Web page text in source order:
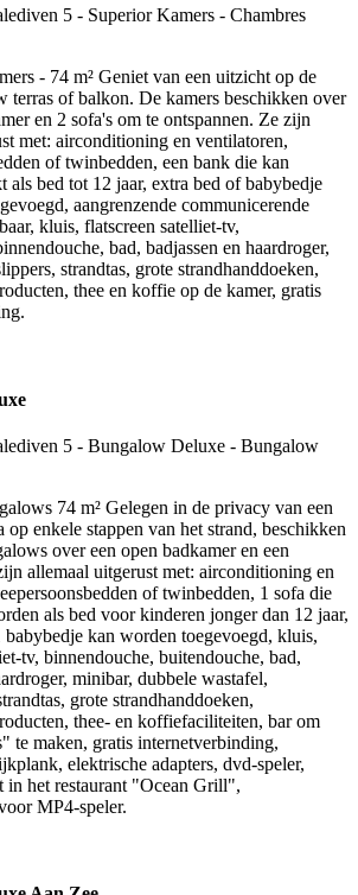
- 74 m² Geniet van een uitzicht op de
terras of balkon. De kamers beschikken over
en 2 sofa's om te ontspannen. Ze zijn
met: airconditioning en ventilatoren,
of twinbedden, een bank die kan
als bed tot 12 jaar, extra bed of babybedje
aangrenzende communicerende
kluis, flatscreen satelliet-tv,
bad, badjassen en haardroger,
strandtas, grote strandhanddoeken,
thee en koffie op de kamer, gratis
74 m² Gelegen in de privacy van een
op enkele stappen van het strand, beschikken
over een open badkamer en een
allemaal uitgerust met: airconditioning en
of twinbedden, 1 sofa die
als bed voor kinderen jonger dan 12 jaar,
babybedje kan worden toegevoegd, kluis,
tv, binnendouche, buitendouche, bad,
minibar, dubbele wastafel,
grote strandhanddoeken,
thee- en koffiefaciliteiten, bar om
te maken, gratis internetverbinding,
elektrische adapters, dvd-speler,
in het restaurant "Ocean Grill",
MP4-speler.